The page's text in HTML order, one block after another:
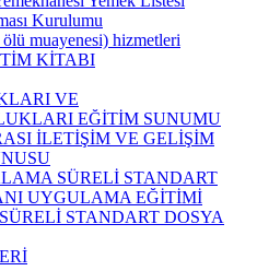
Kurulumu
muayenesi) hizmetleri
KİTABI
VE
EĞİTİM SUNUMU
İLETİŞİM VE GELİŞİM
SÜRELİ STANDART
UYGULAMA EĞİTİMİ
STANDART DOSYA